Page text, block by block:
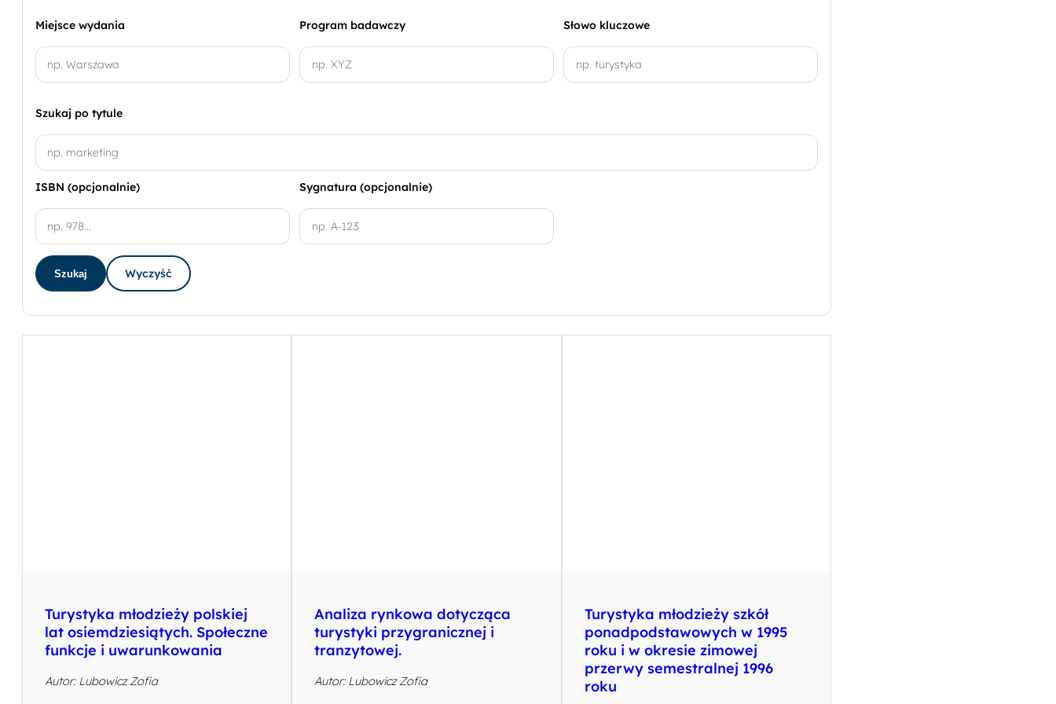
Miejsce wydania Program badawczy Słowo kluczowe
Szukaj po tytule
ISBN (opcjonalnie) Sygnatura (opcjonalnie)
Szukaj Wyczyść
Turystyka młodzieży polskiej
lat osiemdziesiątych. Społeczne
funkcje i uwarunkowania
Autor: Lubowicz Zofia
Analiza rynkowa dotycząca
turystyki przygranicznej i
tranzytowej.
Autor: Lubowicz Zofia
Turystyka młodzieży szkół
ponadpodstawowych w 1995
roku i w okresie zimowej
przerwy semestralnej 1996
roku